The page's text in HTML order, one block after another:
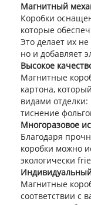
Магнитный
Коробки
которые
Это делает их
но и добавляет
Высокое
Магнитные
картона,
видами
тиснение
Многоразовое
Благодаря
коробки можно
экологически
Магнитные
соответствии с